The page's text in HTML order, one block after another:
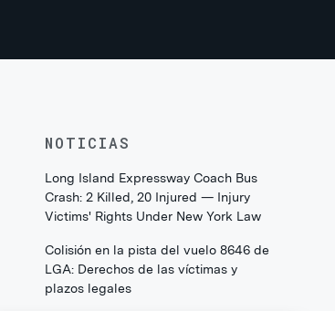
NOTICIAS
Long Island Expressway Coach Bus
Crash: 2 Killed, 20 Injured — Injury
Victims' Rights Under New York Law
Colisión en la pista del vuelo 8646 de
LGA: Derechos de las víctimas y
plazos legales